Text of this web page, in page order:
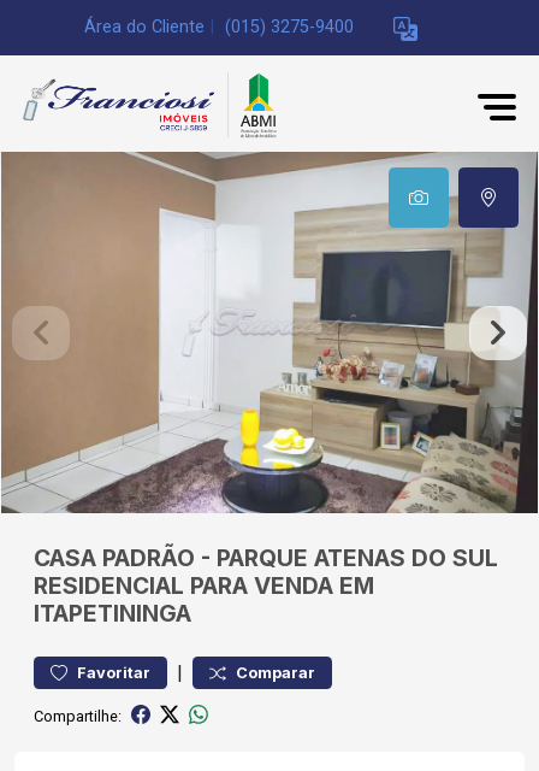
Área do Cliente (015) 3275-9400
CASA PADRÃO - PARQUE ATENAS DO SUL
RESIDENCIAL PARA VENDA EM
ITAPETININGA
Favoritar | Comparar
Compartilhe: